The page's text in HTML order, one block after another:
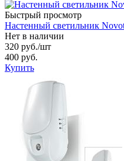
Быстрый просмотр
Настенный светильник
Нет в наличии
320 руб./шт
400 руб.
Купить